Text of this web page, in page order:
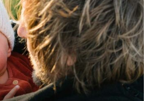
aus Fleece – AHOI